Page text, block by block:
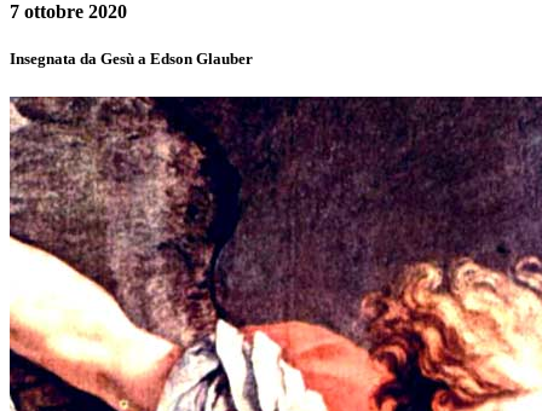
7 ottobre 2020
Insegnata da Gesù a Edson Glauber